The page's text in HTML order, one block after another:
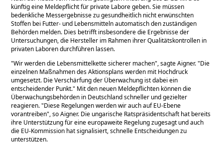
künftig eine Meldepflicht für private Labore geben. Sie müssen
bedenkliche Messergebnisse zu gesundheitlich nicht erwünschten
Stoffen bei Futter- und Lebensmitteln automatisch den zuständigen
Behörden melden. Dies betrifft insbesondere die Ergebnisse der
Untersuchungen, die Hersteller im Rahmen ihrer Qualitätskontrollen in
privaten Laboren durchführen lassen.
Wir werden die Lebensmittelkette sicherer machen , sagte Aigner. Die
einzelnen Maßnahmen des Aktionsplans werden mit Hochdruck
umgesetzt. Die Verschärfung der Überwachung ist dabei ein
entscheidender Punkt. Mit den neuen Meldepflichten können die
Überwachungsbehörden in Deutschland schneller und gezielter
reagieren. Diese Regelungen werden wir auch auf EU-Ebene
vorantreiben , so Aigner. Die ungarische Ratspräsidentschaft hat bereits
ihre Unterstützung für eine europaweite Regelung zugesagt und auch
die EU-Kommission hat signalisiert, schnelle Entscheidungen zu
unterstützen.